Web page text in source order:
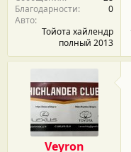
Благодарности
0
Авто
Тойота хайлендр
полный 2013
Veyron